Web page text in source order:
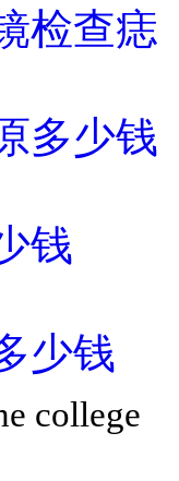
检查痣
多少钱
钱
少钱
college